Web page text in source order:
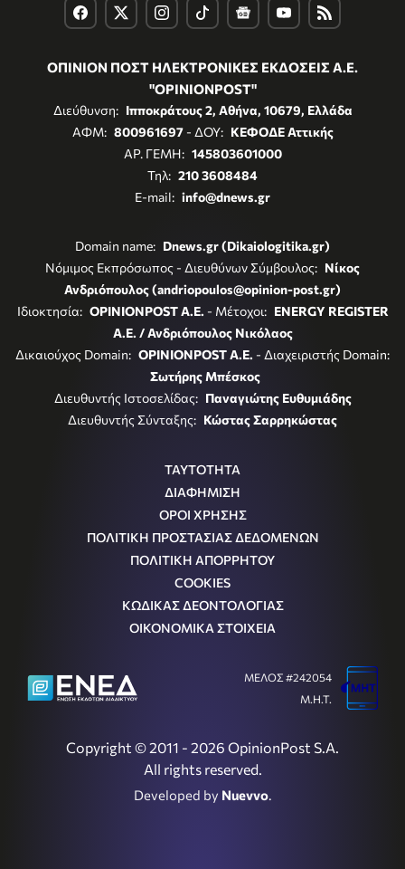
ΟΠΙΝΙΟΝ ΠΟΣΤ ΗΛΕΚΤΡΟΝΙΚΕΣ ΕΚΔΟΣΕΙΣ Α.Ε.
"OPINIONPOST"
Διεύθυνση: Ιπποκράτους 2, Αθήνα, 10679, Ελλάδα
ΑΦΜ: 800961697- ΔΟΥ: ΚΕΦΟΔΕ Αττικής
ΑΡ. ΓΕΜΗ: 145803601000
Τηλ: 210 3608484
E-mail: info@dnews.gr
Domain name: Dnews.gr (Dikaiologitika.gr)
Νόμιμος Εκπρόσωπος - Διευθύνων Σύμβουλος: Νίκος
Ανδριόπουλος (andriopoulos@opinion-post.gr)
Ιδιοκτησία: OPINIONPOST A.E. - Μέτοχοι: ENERGY REGISTER
Α.Ε. / Ανδριόπουλος Νικόλαος
Δικαιούχος Domain: OPINIONPOST A.E. - Διαχειριστής Domain:
Σωτήρης Μπέσκος
Διευθυντής Ιστοσελίδας: Παναγιώτης Ευθυμιάδης
Διευθυντής Σύνταξης: Κώστας Σαρρηκώστας
ΤΑΥΤΟΤΗΤΑ
ΔΙΑΦΗΜΙΣΗ
ΟΡΟΙ ΧΡΗΣΗΣ
ΠΟΛΙΤΙΚΗ ΠΡΟΣΤΑΣΙΑΣ ΔΕΔΟΜΕΝΩΝ
ΠΟΛΙΤΙΚΗ ΑΠΟΡΡΗΤΟΥ
COOKIES
ΚΩΔΙΚΑΣ ΔΕΟΝΤΟΛΟΓΙΑΣ
ΟΙΚΟΝΟΜΙΚΑ ΣΤΟΙΧΕΙΑ
Copyright © 2011 - 2026 OpinionPost S.A.
All rights reserved.
Developed by Nuevvo.
ΜΕΛΟΣ #242054
Μ.Η.Τ.